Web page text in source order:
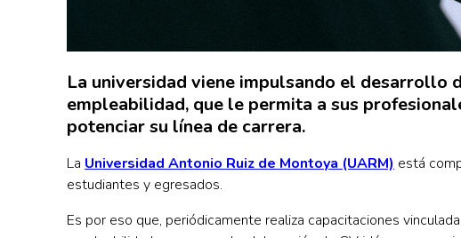
La universidad viene impulsando el desarrollo
empleabilidad, que le permita a sus
potenciar su línea de carrera.
La Universidad Antonio Ruiz de Montoya (UARM) está
estudiantes y egresados.
Es por eso que, periódicamente realiza capacitaciones